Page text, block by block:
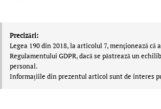
Precizări:
Legea 190 din 2018, la articolul 7, menţionează
Regulamentului GDPR, dacă se păstrează un
personal.
Informațiile din prezentul articol sunt de interes